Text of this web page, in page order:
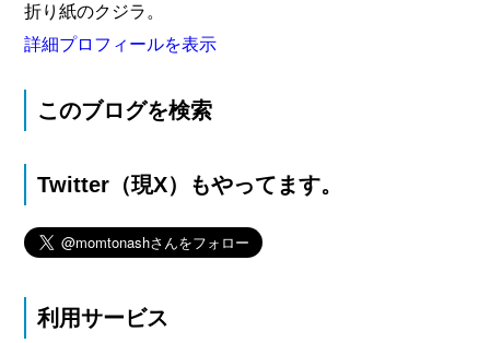
折り紙のクジラ。
詳細プロフィールを表示
このブログを検索
Twitter（現X）もやってます。
利用サービス